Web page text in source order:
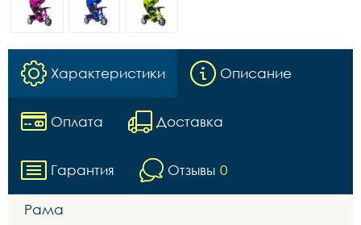
Характеристики Описание
Оплата Доставка
Гарантия Отзывы 0
Рама